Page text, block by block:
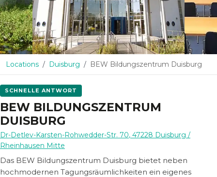
Locations Duisburg BEW Bildungszentrum Duisburg
SCHNELLE ANTWORT
BEW BILDUNGSZENTRUM
DUISBURG
Dr-Detlev-Karsten-Rohwedder-Str. 70, 47228 Duisburg /
Rheinhausen Mitte
Das BEW Bildungszentrum Duisburg bietet neben
hochmodernen Tagungsräumlichkeiten ein eigenes